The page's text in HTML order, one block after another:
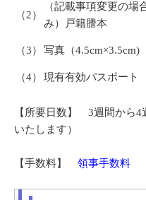
（2）
（記載事項変更の場
み）戸籍謄本
（3） 写真（4.5cm×3.5cm)
（4）
現有有効パスポート
【所要日数】 3週間から4
いたします）
【手数料】 領事手数料